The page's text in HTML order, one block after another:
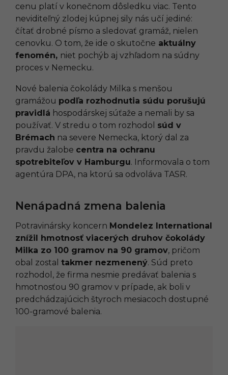
cenu platí v konečnom dôsledku viac. Tento
neviditeľný zlodej kúpnej sily nás učí jediné:
čítať drobné písmo a sledovať gramáž, nielen
cenovku. O tom, že ide o skutočne aktuálny
fenomén, niet pochýb aj vzhľadom na súdny
proces v Nemecku.
Nové balenia čokolády Milka s menšou
gramážou podľa rozhodnutia súdu porušujú
pravidlá hospodárskej súťaže a nemali by sa
používať. V stredu o tom rozhodol súd v
Brémach na severe Nemecka, ktorý dal za
pravdu žalobe centra na ochranu
spotrebiteľov v Hamburgu. Informovala o tom
agentúra DPA, na ktorú sa odvoláva TASR.
Nenápadná zmena balenia
Potravinársky koncern Mondelez International
znížil hmotnosť viacerých druhov čokolády
Milka zo 100 gramov na 90 gramov, pričom
obal zostal takmer nezmenený. Súd preto
rozhodol, že firma nesmie predávať balenia s
hmotnosťou 90 gramov v prípade, ak boli v
predchádzajúcich štyroch mesiacoch dostupné
100-gramové balenia.